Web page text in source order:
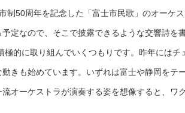
制50周年を記念した「富士市民歌」のオーケス
定なので、そこで披露できるような交響詩を
的に取り組んでいくつもりです。昨年にはチ
きも始めています。いずれは富士や静岡をテ
オーケストラが演奏する姿を想像すると、ワク